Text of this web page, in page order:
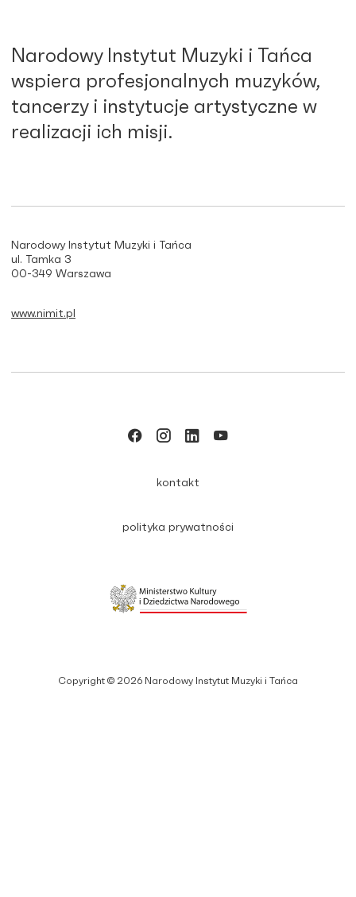
Narodowy Instytut Muzyki i Tańca
wspiera profesjonalnych muzyków,
tancerzy i instytucje artystyczne w
realizacji ich misji.
Narodowy Instytut Muzyki i Tańca
ul. Tamka 3
00-349 Warszawa
www.nimit.pl
Copyright © 2026 Narodowy Instytut Muzyki i Tańca
kontakt
polityka prywatności